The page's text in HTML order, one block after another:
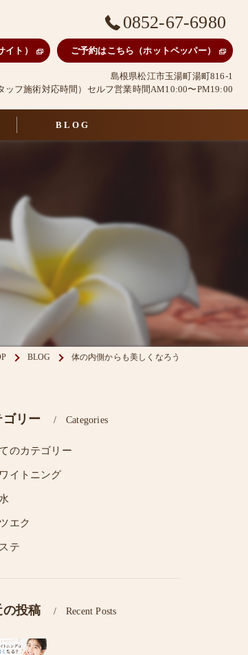
0852-67-6980
ト） ご予約はこちら（ホットペッパー）
島根県松江市玉湯町湯町816-1
ッフ施術対応時間）セルフ営業時間AM10:00〜PM19:00
BLOG
BLOG 体の内側からも美しくなろう
ゴリー Categories
のカテゴリー
イトニング
エク
テ
の投稿 Recent Posts